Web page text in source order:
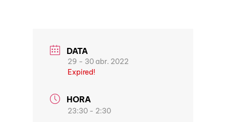
DATA
29 - 30 abr. 2022
Expired!
HORA
23:30 - 2:30